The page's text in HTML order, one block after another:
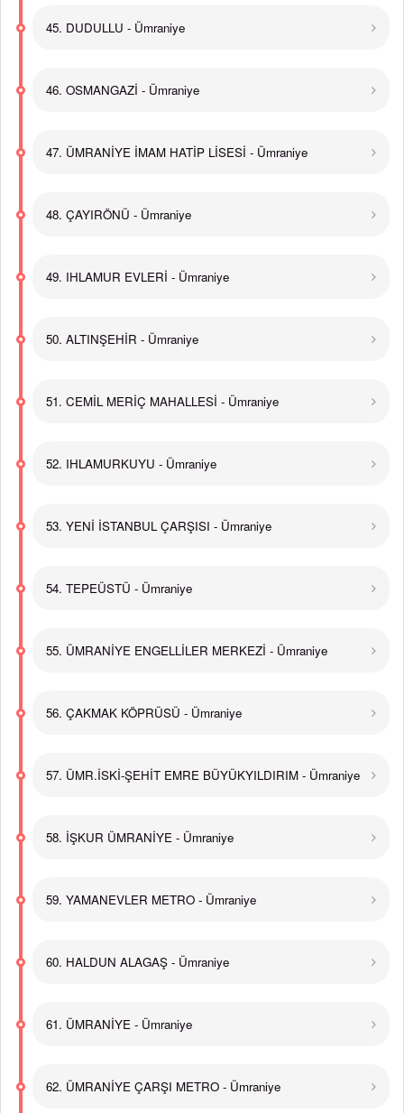
45. DUDULLU - Ümraniye
46. OSMANGAZİ - Ümraniye
47. ÜMRANİYE İMAM HATİP LİSESİ - Ümraniye
48. ÇAYIRÖNÜ - Ümraniye
49. IHLAMUR EVLERİ - Ümraniye
50. ALTINŞEHİR - Ümraniye
51. CEMİL MERİÇ MAHALLESİ - Ümraniye
52. IHLAMURKUYU - Ümraniye
53. YENİ İSTANBUL ÇARŞISI - Ümraniye
54. TEPEÜSTÜ - Ümraniye
55. ÜMRANİYE ENGELLİLER MERKEZİ - Ümraniye
56. ÇAKMAK KÖPRÜSÜ - Ümraniye
57. ÜMR.İSKİ-ŞEHİT EMRE BÜYÜKYILDIRIM - Ümraniye
58. İŞKUR ÜMRANİYE - Ümraniye
59. YAMANEVLER METRO - Ümraniye
60. HALDUN ALAGAŞ - Ümraniye
61. ÜMRANİYE - Ümraniye
62. ÜMRANİYE ÇARŞI METRO - Ümraniye